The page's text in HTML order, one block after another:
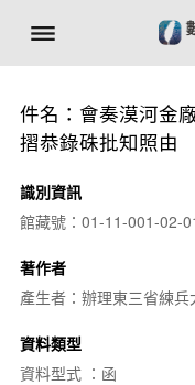
件名：會奏漠河金
摺恭錄硃批知照由
識別資訊
館藏號：01-11-001-02-
著作者
產生者：辦理東三省練兵
資料類型
資料型式 ：函